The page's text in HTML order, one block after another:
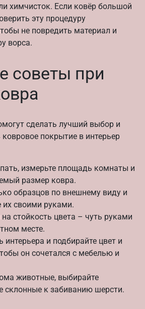
химчисток. Если ковёр большой
эту процедуру
не повредить материал и
ворса.
советы при
сделать лучший выбор и
покрытие в интерьер
измерьте площадь комнаты и
размер ковра.
образцов по внешнему виду и
их своими руками.
стойкость цвета – чуть руками
месте.
интерьера и подбирайте цвет и
он сочетался с мебелью и
животные, выбирайте
склонные к забиванию шерсти.